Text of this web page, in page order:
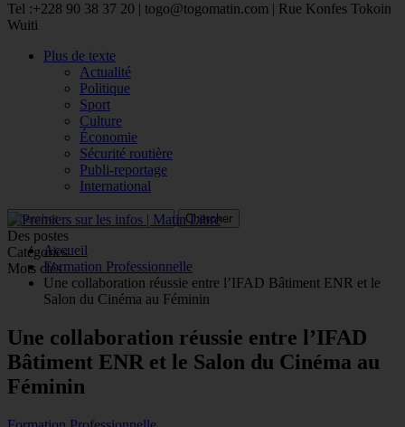
Tel :+228 90 38 37 20 | togo@togomatin.com | Rue Konfes Tokoin
Wuiti
Plus de texte
Actualité
Politique
Sport
Culture
Économie
Sécurité routière
Publi-reportage
International
Des postes
Catégories
Mots clés
Accueil
Formation Professionnelle
Une collaboration réussie entre l’IFAD Bâtiment ENR et le
Salon du Cinéma au Féminin
Une collaboration réussie entre l’IFAD
Bâtiment ENR et le Salon du Cinéma au
Féminin